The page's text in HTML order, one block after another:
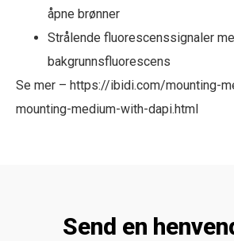
åpne brønner
Strålende fluorescenssignaler
bakgrunnsfluorescens
Se mer – https://ibidi.com/mounting-
mounting-medium-with-dapi.html
Send en